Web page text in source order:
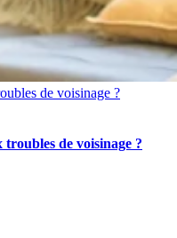
de voisinage ?
de voisinage ?